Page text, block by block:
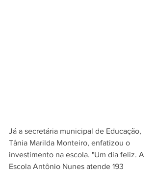
Já a secretária municipal de Educação,
Tânia Marilda Monteiro, enfatizou o
investimento na escola. "Um dia feliz. A
Escola Antônio Nunes atende 193